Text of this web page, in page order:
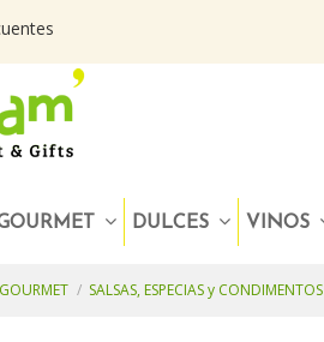
DULCES VINOS
SALSAS, ESPECIAS y CONDIMENTOS